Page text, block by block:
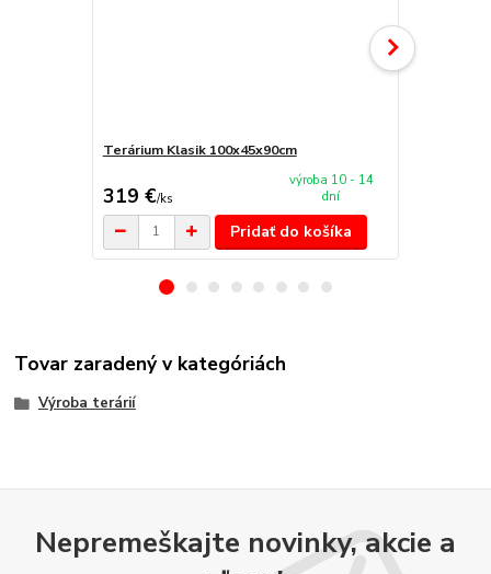
Terárium Klasik 100x45x90cm
319 €/ks
výroba 10 - 14
dní
Pridať do košíka
Tovar zaradený v kategóriách
Výroba terárií
Nepremeškajte novinky, akcie a